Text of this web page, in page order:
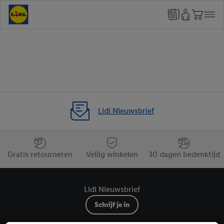
Lidl Nieuwsbrief
Jouw voordelen bij ons als Lidl webshop klant
Gratis retourneren
Veilig winkelen 30 dagen bedenktijd
Lidl Nieuwsbrief
Schrijf je in